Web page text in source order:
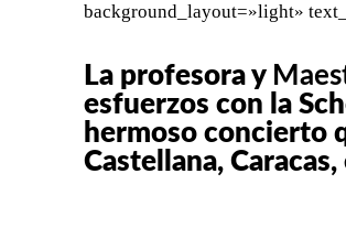
background_layout=»light»
La profesora y
esfuerzos con la
hermoso concierto
Castellana,